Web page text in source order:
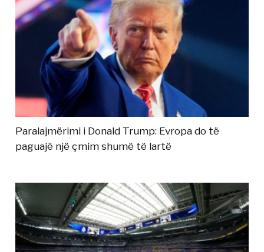
Paralajmërimi i Donald Trump: Evropa do të
paguajë një çmim shumë të lartë